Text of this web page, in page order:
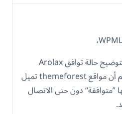
أنا أتفهم تماماً المشكلة، ولتوضيح حالة توافق Arolax
بشكل أفضل، يجب أن تعلم أن مواقع themeforest تميل
”متوافقة“ دون حتى الاتصال